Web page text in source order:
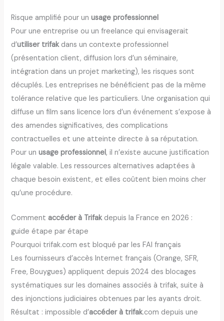
Risque amplifié pour unusage professionnel
Pour une entreprise ou un freelance qui envisagerait
d’utiliser trifakdans un contexte professionnel
(présentation client, diffusion lors d’un séminaire,
intégration dans un projet marketing), les risques sont
décuplés. Les entreprises ne bénéficient pas de la même
tolérance relative que les particuliers. Une organisation qui
diffuse un film sans licence lors d’un événement s’expose à
des amendes significatives, des complications
contractuelles et une atteinte directe à sa réputation.
Pour unusage professionnel, il n’existe aucune justification
légale valable. Les ressources alternatives adaptées à
chaque besoin existent, et elles coûtent bien moins cher
qu’une procédure.
Comment accéder à Trifakdepuis la France en 2026 :
guide étape par étape
Pourquoi trifak.com est bloqué par les FAI français
Les fournisseurs d’accès Internet français (Orange, SFR,
Free, Bouygues) appliquent depuis 2024 des blocages
systématiques sur les domaines associés à trifak, suite à
des injonctions judiciaires obtenues par les ayants droit.
Résultat : impossible d’accéder à trifak.com depuis une